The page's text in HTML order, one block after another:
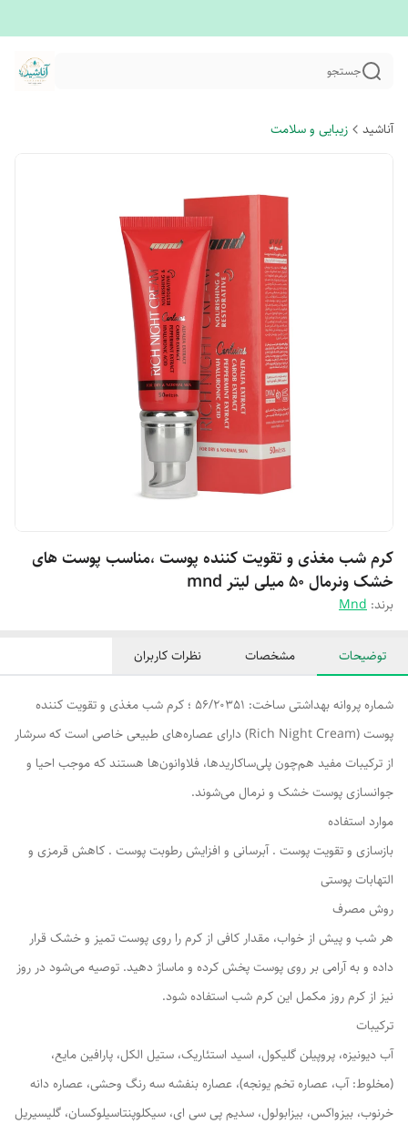
جستجو
آناشید زیبایی و سلامت
کرم شب مغذی و تقویت کننده پوست ،مناسب پوست های
خشک ونرمال ۵۰ میلی لیتر mnd
برند: Mnd
توضیحات مشخصات نظرات کاربران
شماره پروانه بهداشتی ساخت: 56/20351 ؛ کرم شب مغذی و تقویت کننده
پوست (Rich Night Cream) دارای عصاره‌های طبیعی خاصی است که سرشار
از ترکیبات مفید هم‌چون پلی‌ساکاریدها، فلاوانون‌ها هستند که موجب احیا و
جوانسازی پوست خشک و نرمال می‌شوند.
موارد استفاده
بازسازی و تقویت پوست . آبرسانی و افزایش رطوبت پوست . کاهش قرمزی و
التهابات پوستی
روش مصرف
هر شب و پیش از خواب، مقدار کافی از کرم را روی پوست تمیز و خشک قرار
داده و به آرامی بر روی پوست پخش کرده و ماساژ دهید. توصیه می‌شود در روز
نیز از کرم روز مکمل این کرم شب استفاده شود.
ترکیبات
آب دیونیزه، پروپیلن گلیکول، اسید استئاریک، ستیل الکل، پارافین مایع،
(مخلوط: آب، عصاره تخم یونجه)، عصاره بنفشه سه رنگ وحشی، عصاره دانه
خرنوب، بیزواکس، بیزابولول، سدیم پی سی ای، سیکلوپنتاسیلوکسان، گلیسیریل